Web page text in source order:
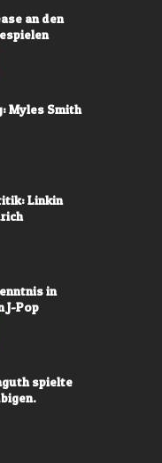
an den
Myles Smith
Linkin
in
J-Pop
spielte